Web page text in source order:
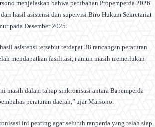
menjelaskan bahwa perubahan Propemperda 2026
hasil asistensi dan supervisi Biro Hukum Sekretariat
pada Desember 2025.
asistensi tersebut terdapat 38 rancangan peraturan
mendapatkan fasilitasi, namun masih memerlukan
masih dalam tahap sinkronisasi antara Bapemperda
peraturan daerah,” ujar Marsono.
ini penting agar seluruh ranperda yang telah siap